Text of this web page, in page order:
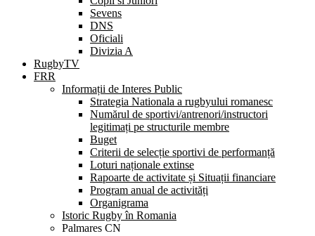
Sevens
DNS
Oficiali
Divizia A
RugbyTV
FRR
Informații de Interes Public
Strategia Nationala a rugbyului romanesc
Numărul de sportivi/antrenori/instructori
legitimați pe structurile membre
Buget
Criterii de selecție sportivi de performanță
Loturi naționale extinse
Rapoarte de activitate și Situații financiare
Program anual de activități
Organigrama
Istoric Rugby în Romania
Palmares CN